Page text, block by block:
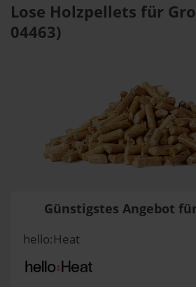
Lose Holzpellets für
04463)
Günstigstes Angebot
hello:Heat